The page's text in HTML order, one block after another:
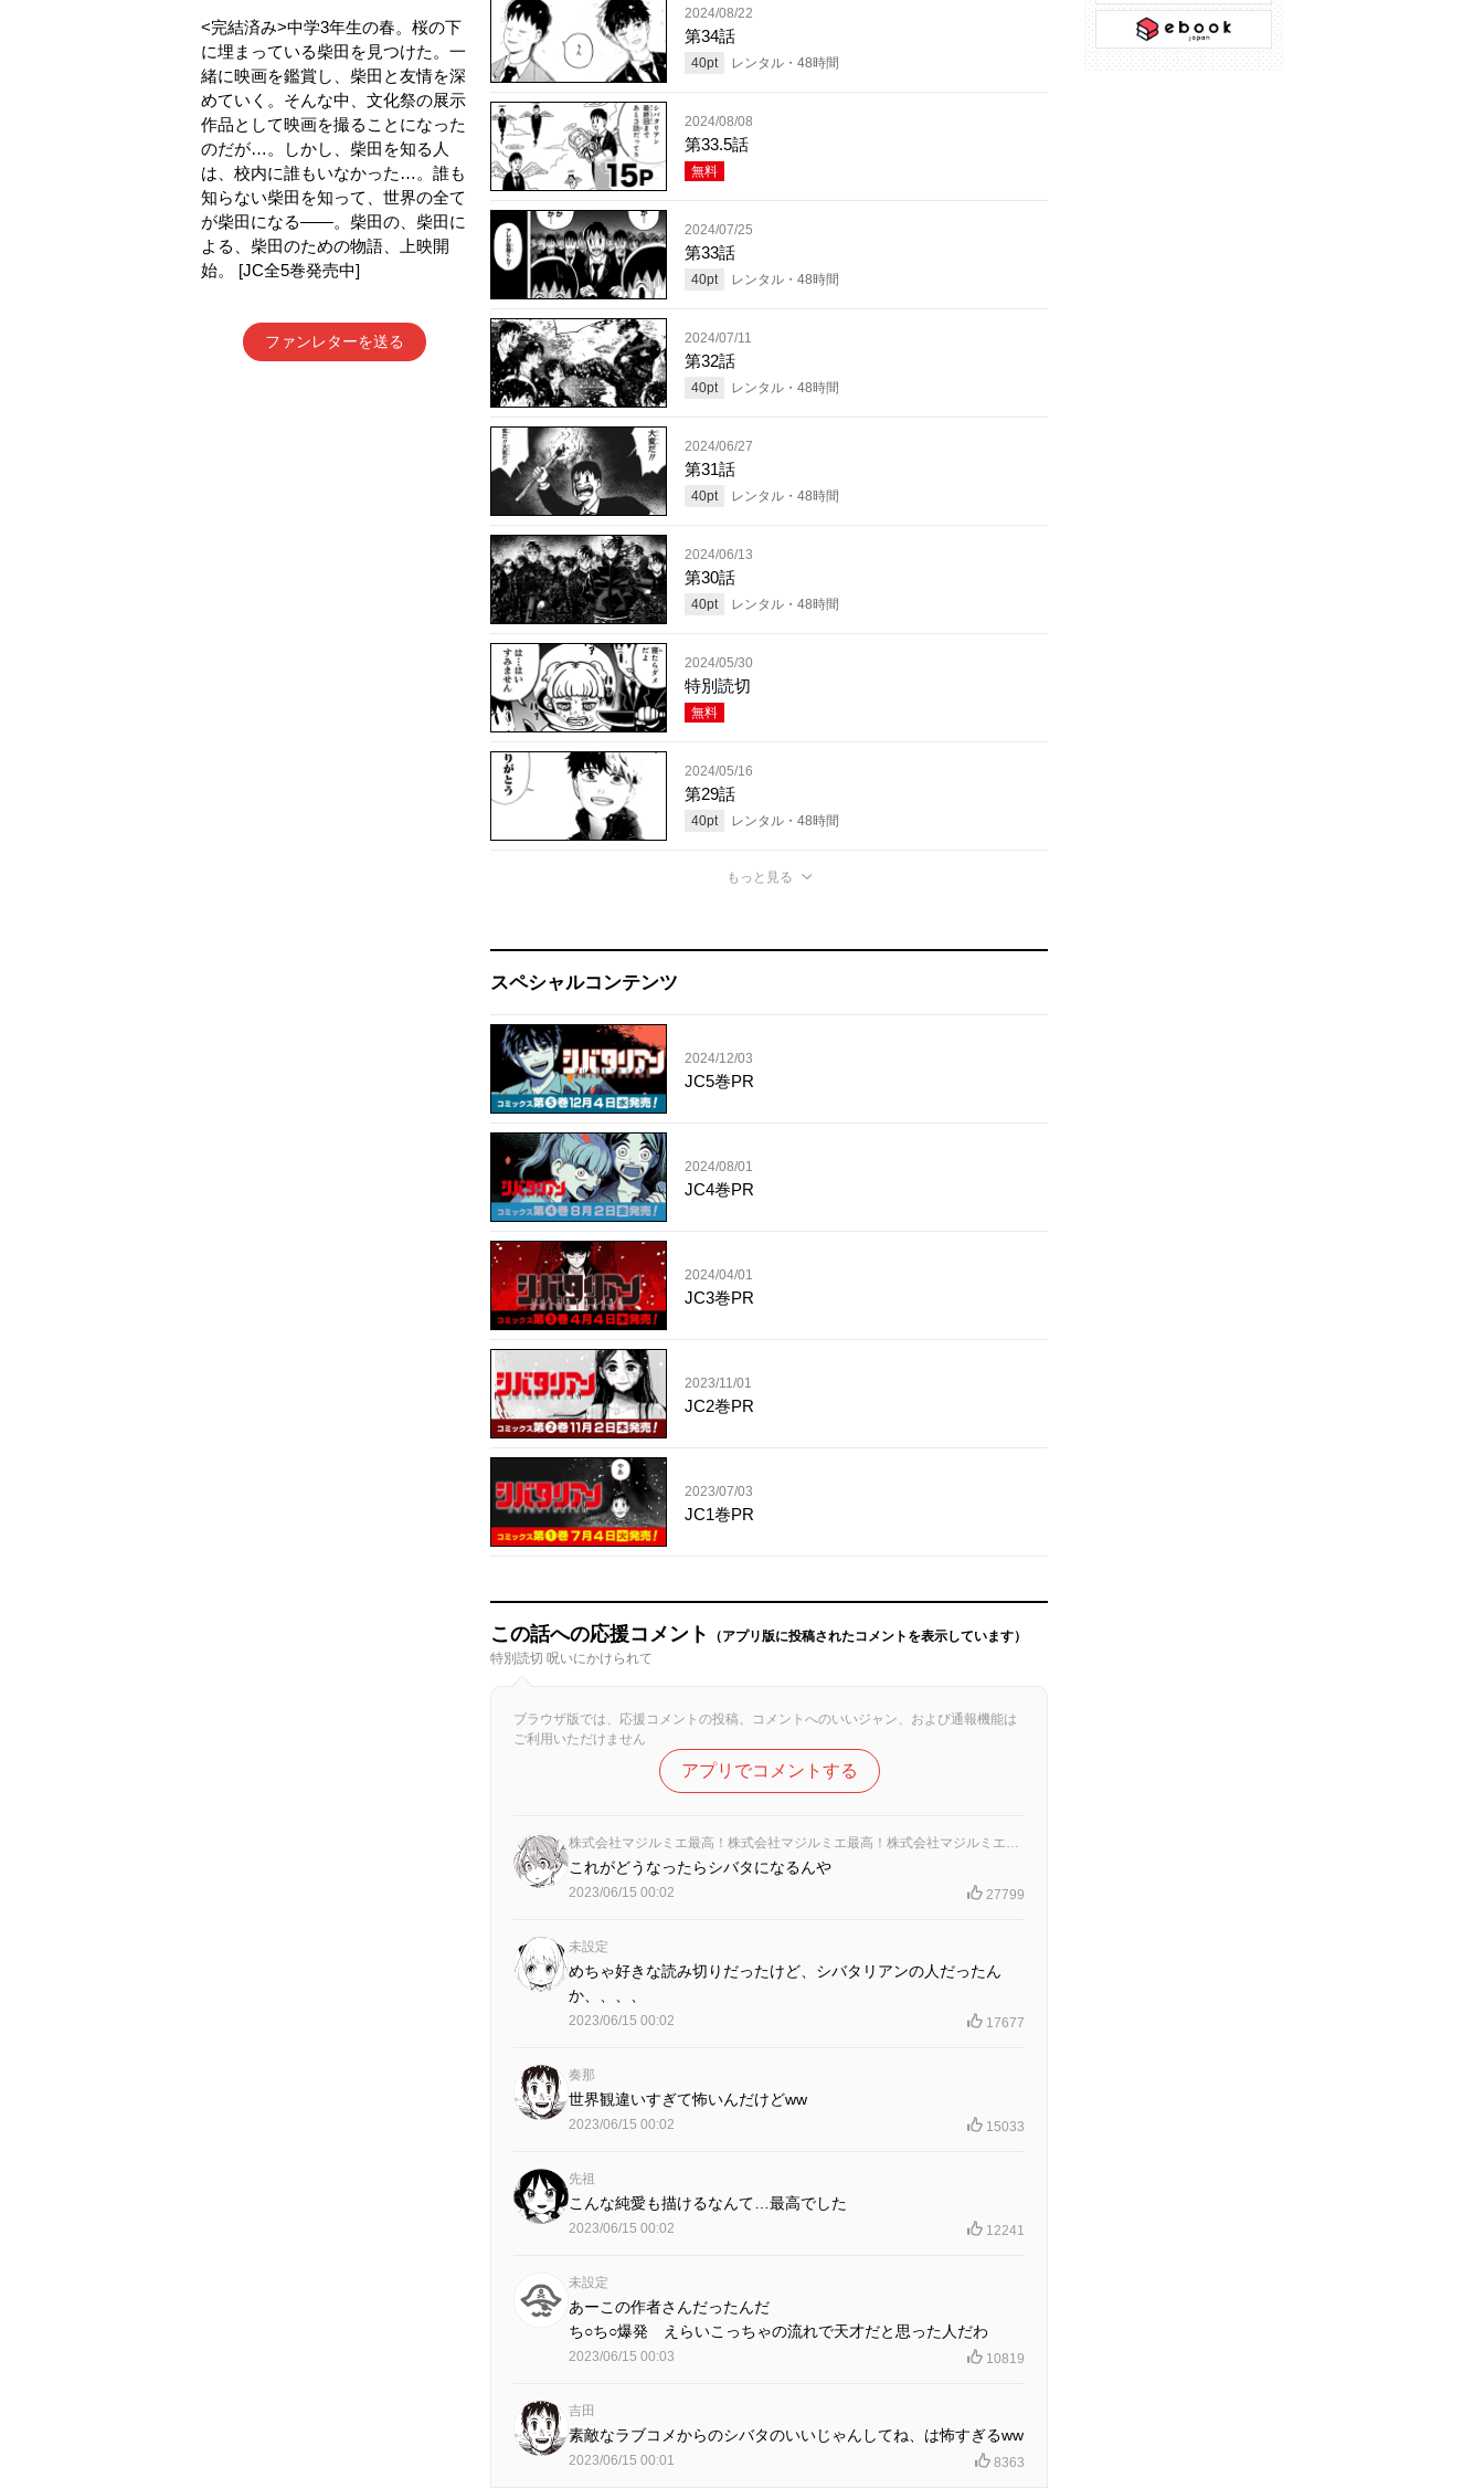
<完結済み>中学3年生の春。桜の下
に埋まっている柴田を見つけた。一
緒に映画を鑑賞し、柴田と友情を深
めていく。そんな中、文化祭の展示
作品として映画を撮ることになった
のだが…。しかし、柴田を知る人
は、校内に誰もいなかった…。誰も
知らない柴田を知って、世界の全て
が柴田になる――。柴田の、柴田に
よる、柴田のための物語、上映開
始。 [JC全5巻発売中]
ファンレターを送る
2024/08/22
第34話
40pt レンタル・ 48時間
2024/08/08
第33.5話
無料
2024/07/25
第33話
40pt レンタル・ 48時間
2024/07/11
第32話
40pt レンタル・ 48時間
2024/06/27
第31話
40pt レンタル・ 48時間
2024/06/13
第30話
40pt レンタル・ 48時間
2024/05/30
特別読切
無料
2024/05/16
第29話
40pt レンタル・ 48時間
もっと見る
スペシャルコンテンツ
2024/12/03
JC5巻PR
2024/08/01
JC4巻PR
2024/04/01
JC3巻PR
2023/11/01
JC2巻PR
2023/07/03
JC1巻PR
この話への応援コメント
（アプリ版に投稿されたコメントを表示しています）
特別読切 呪いにかけられて
ブラウザ版では、応援コメントの投稿、コメントへのいいジャン、および通報機能は
ご利用いただけません
アプリでコメントする
株式会社マジルミエ最高！株式会社マジルミエ最高！株式会社マジルミエ最高！株式会社マジルミエ最高！株式会社マジルミエ最高！
これがどうなったらシバタになるんや
2023/06/15 00:02 27799
未設定
めちゃ好きな読み切りだったけど、シバタリアンの人だったん
か、、、、
2023/06/15 00:02 17677
奏那
世界観違いすぎて怖いんだけどww
2023/06/15 00:02 15033
先祖
こんな純愛も描けるなんて…最高でした
2023/06/15 00:02 12241
未設定
あーこの作者さんだったんだ
ち○ち○爆発 えらいこっちゃの流れで天才だと思った人だわ
2023/06/15 00:03 10819
吉田
素敵なラブコメからのシバタのいいじゃんしてね、は怖すぎるww
2023/06/15 00:01 8363